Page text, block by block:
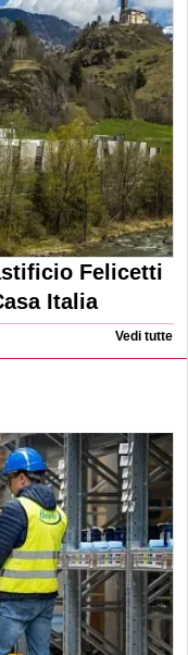
Felicetti
Italia
Vedi tutte